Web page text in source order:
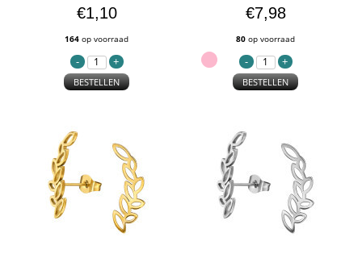
€1,10
164 op voorraad
BESTELLEN
€7,98
80 op voorraad
BESTELLEN